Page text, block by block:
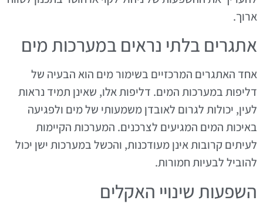
ארוך.
אתגרים בלתי נראים במערכות מים
אחד האתגרים המרכזיים בשימור מים הוא הבעיה של
דליפות במערכות המים. דליפות אלו, שאינן תמיד נראות
לעין, יכולות לגרום לאובדן משמעותי של מים ולפגיעה
באיכות המים המגיעים לצרכנים. המערכות הקיימות
לעיתים קרובות אינן מעודכנות, והכשל במערכות ישן יכול
להוביל לבעיות חמורות.
השפעות שינויי האקלים